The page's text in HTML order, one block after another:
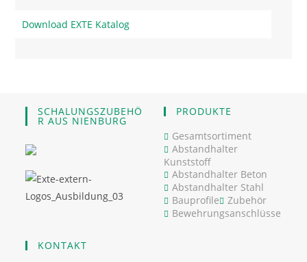
Download EXTE Katalog
SCHALUNGSZUBEHÖ
R AUS NIENBURG
PRODUKTE
Gesamtsortiment
Abstandhalter
Kunststoff
Abstandhalter Beton
Abstandhalter Stahl
Bauprofile
Zubehör
Bewehrungsanschlüsse
KONTAKT